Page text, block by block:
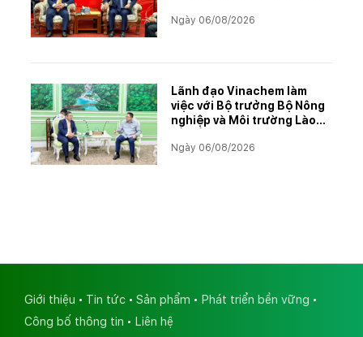
đẩy triển khai Dự án Kali
Ngày 06/08/2026
Lãnh đạo Vinachem làm
việc với Bộ trưởng Bộ Nông
nghiệp và Môi trường Lào
Ngày 06/08/2026
Giới thiệu Tin tức Sản phẩm
Phát triển bền vững
Công bố thông tin
Liên hệ